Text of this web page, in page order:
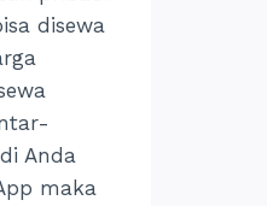
disewa
Anda
maka